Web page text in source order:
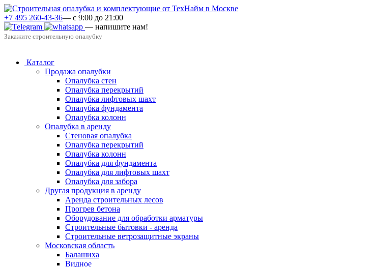
+7 495 260-43-36— с 9:00 до 21:00
— напишите нам!
Закажите строительную опалубку
Каталог
Продажа опалубки
Опалубка стен
Опалубка перекрытий
Опалубка лифтовых шахт
Опалубка фундамента
Опалубка колонн
Опалубка в аренду
Стеновая опалубка
Опалубка перекрытий
Опалубка колонн
Опалубка для фундамента
Опалубка для лифтовых шахт
Опалубка для забора
Другая продукция в аренду
Аренда строительных лесов
Прогрев бетона
Оборудование для обработки арматуры
Строительные бытовки - аренда
Строительные ветрозащитные экраны
Московская область
Балашиха
Видное